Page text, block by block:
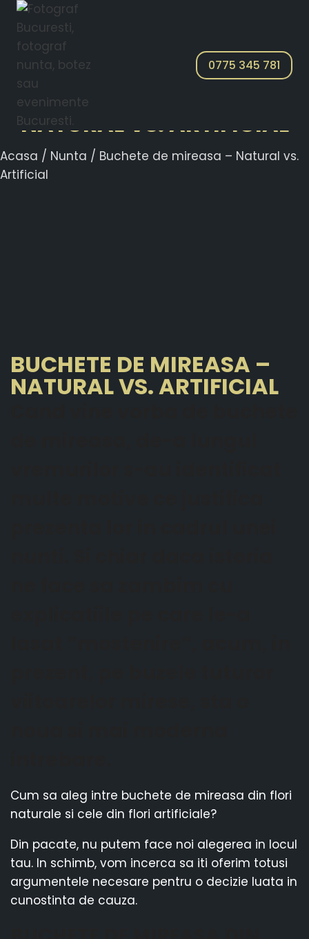
0775 345 781
BUCHETE DE MIREASA –
NATURAL VS. ARTIFICIAL
Acasa / Nunta / Buchete de mireasa – Natural vs.
Artificial
BUCHETE DE MIREASA –
NATURAL VS. ARTIFICIAL
Cum sa aleg intre buchete de mireasa din flori
naturale si cele din flori artificiale?
Din pacate, nu putem face noi alegerea in locul
tau. In schimb, vom incerca sa iti oferim totusi
argumentele necesare pentru o decizie luata in
cunostinta de cauza.